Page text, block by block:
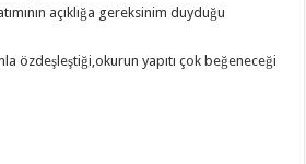
açıklığa gereksinim duyduğu
özdeşleştiği,okurun yapıtı çok beğeneceği